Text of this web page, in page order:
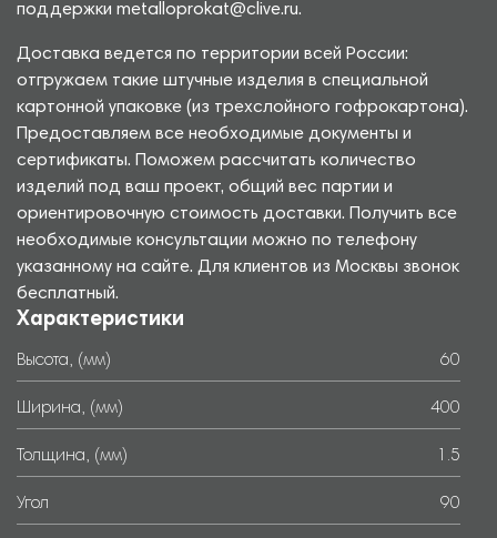
поддержки metalloprokat@clive.ru.
Доставка ведется по территории всей России:
отгружаем такие штучные изделия в специальной
картонной упаковке (из трехслойного гофрокартона).
Предоставляем все необходимые документы и
сертификаты. Поможем рассчитать количество
изделий под ваш проект, общий вес партии и
ориентировочную стоимость доставки. Получить все
необходимые консультации можно по телефону
указанному на сайте. Для клиентов из Москвы звонок
бесплатный.
Характеристики
Высота, (мм) 60
Ширина, (мм) 400
Толщина, (мм) 1.5
Угол 90